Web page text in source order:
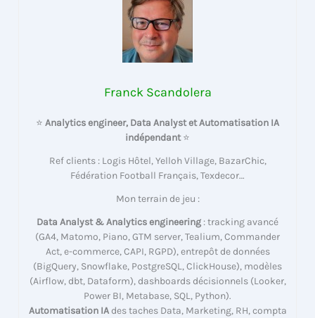
Franck Scandolera
⭐ Analytics engineer, Data Analyst et Automatisation IA
indépendant⭐
Ref clients : Logis Hôtel, Yelloh Village, BazarChic,
Fédération Football Français, Texdecor…
Mon terrain de jeu :
Data Analyst & Analytics engineering : tracking avancé
(GA4, Matomo, Piano, GTM server, Tealium, Commander
Act, e-commerce, CAPI, RGPD), entrepôt de données
(BigQuery, Snowflake, PostgreSQL, ClickHouse), modèles
(Airflow, dbt, Dataform), dashboards décisionnels (Looker,
Power BI, Metabase, SQL, Python).
Automatisation IAdes taches Data, Marketing, RH, compta